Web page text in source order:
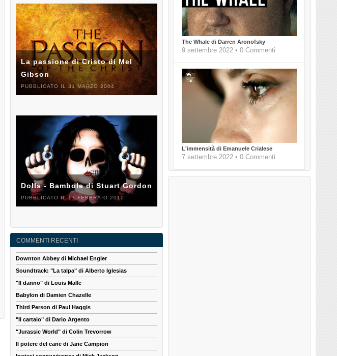
The Whale di Darren Aronofsky
9 settembre 2022 • 0 Commenti
L'immensità di Emanuele Crialese
7 settembre 2022 • 0 Commenti
La passione di Cristo di Mel
Gibson
PUBBLICATO IL 31 MARZO 2004
Dolls - Bambole di Stuart Gordon
PUBBLICATO IL 17 FEBBRAIO 2010
COMMENTI RECENTI
Downton Abbey di Michael Engler
Soundtrack: "La talpa" di Alberto Iglesias
"Il danno" di Louis Malle
Babylon di Damien Chazelle
Third Person di Paul Haggis
"Il cartaio" di Dario Argento
"Jurassic World" di Colin Trevorrow
Il potere del cane di Jane Campion